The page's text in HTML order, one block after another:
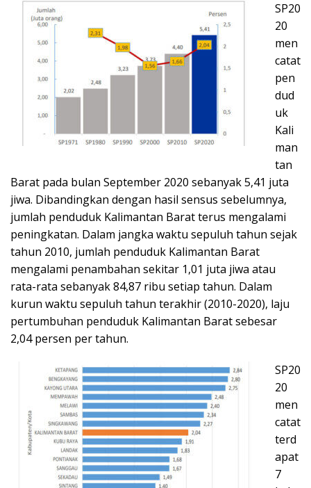
SP20
20
men
catat
pen
dud
uk
Kali
man
tan
Barat pada bulan September 2020 sebanyak 5,41 juta
jiwa. Dibandingkan dengan hasil sensus sebelumnya,
jumlah penduduk Kalimantan Barat terus mengalami
peningkatan. Dalam jangka waktu sepuluh tahun sejak
tahun 2010, jumlah penduduk Kalimantan Barat
mengalami penambahan sekitar 1,01 juta jiwa atau
rata-rata sebanyak 84,87 ribu setiap tahun. Dalam
kurun waktu sepuluh tahun terakhir (2010-2020), laju
pertumbuhan penduduk Kalimantan Barat sebesar
2,04 persen per tahun.
SP20
20
men
catat
terd
apat
7